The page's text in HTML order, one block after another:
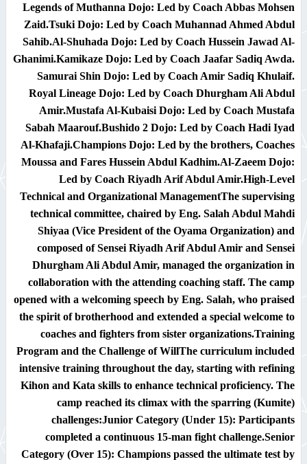
Legends of Muthanna Dojo: Led by Coach Abbas Mohsen
Zaid.​Tsuki Dojo: Led by Coach Muhannad Ahmed Abdul
Sahib.​Al-Shuhada Dojo: Led by Coach Hussein Jawad Al-
Ghanimi.​Kamikaze Dojo: Led by Coach Jaafar Sadiq Awda.​
Samurai Shin Dojo: Led by Coach Amir Sadiq Khulaif.​
Royal Lineage Dojo: Led by Coach Dhurgham Ali Abdul
Amir.​Mustafa Al-Kubaisi Dojo: Led by Coach Mustafa
Sabah Maarouf.​Bushido 2 Dojo: Led by Coach Hadi Iyad
Al-Khafaji.​Champions Dojo: Led by the brothers, Coaches
Moussa and Fares Hussein Abdul Kadhim.​Al-Zaeem Dojo:
Led by Coach Riyadh Arif Abdul Amir.​High-Level
Technical and Organizational Management​The supervising
technical committee, chaired by Eng. Salah Abdul Mahdi
Shiyaa (Vice President of the Oyama Organization) and
composed of Sensei Riyadh Arif Abdul Amir and Sensei
Dhurgham Ali Abdul Amir, managed the organization in
collaboration with the attending coaching staff. The camp
opened with a welcoming speech by Eng. Salah, who praised
the spirit of brotherhood and extended a special welcome to
coaches and fighters from sister organizations.​Training
Program and the Challenge of Will​The curriculum included
intensive training throughout the day, starting with refining
Kihon and Kata skills to enhance technical proficiency. The
camp reached its climax with the sparring (Kumite)
challenges:​Junior Category (Under 15): Participants
completed a continuous 15-man fight challenge.​Senior
Category (Over 15): Champions passed the ultimate test by